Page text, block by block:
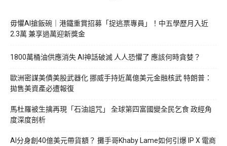
毋懼AI搶飯碗｜港鐵重賞招募「捉逃票專員」！中五學歷月入近
2.3萬 兼享過萬迎新獎金
1800萬桶油供應消失 AI神話破滅 人人恐懼了 應該何時貪婪？
歐洲密謀美債美股武器化 挪威手持近萬億美元金融核武 特朗普：
拋售美資產必遭報復
馬杜羅被生擒再現「石油詛咒」 全球第四富國變全民乞食 政經角
度深度剖析
AI分身創40億美元帶貨額？ 攤手哥Khaby Lame如何引爆 IP X 電商